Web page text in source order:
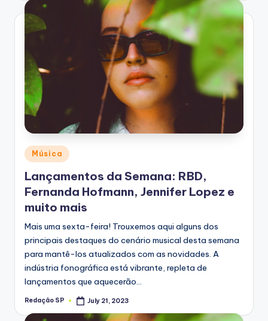
Posted
in
Música
Lançamentos da Semana: RBD,
Fernanda Hofmann, Jennifer Lopez e
muito mais
Mais uma sexta-feira! Trouxemos aqui alguns dos
principais destaques do cenário musical desta semana
para mantê-los atualizados com as novidades. A
indústria fonográfica está vibrante, repleta de
lançamentos que aquecerão…
Posted
Redação SP July 21, 2023